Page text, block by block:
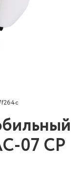
07 CP